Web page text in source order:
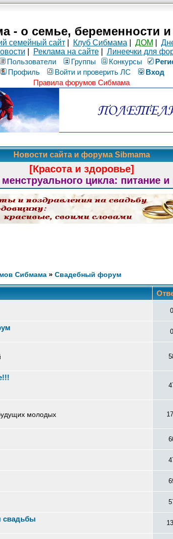
- о семье, беременности и
семейный сайт| Клуб Сибмама ДОМ
Реклама на сайте| Линеечки для
Пользователи Группы Конкурсы
Профиль
Войти и проверить ЛС
Вход
Правила форумов Сибмама
Новости сайта и форума Sibmama
[Красота и здоровье]
цикла: питание и
Сибмама » Свадебный форум
0
0
молодых
свадьбы